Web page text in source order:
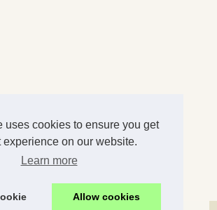
uses cookies to ensure you get
experience on our website.
Learn more
Allow cookies